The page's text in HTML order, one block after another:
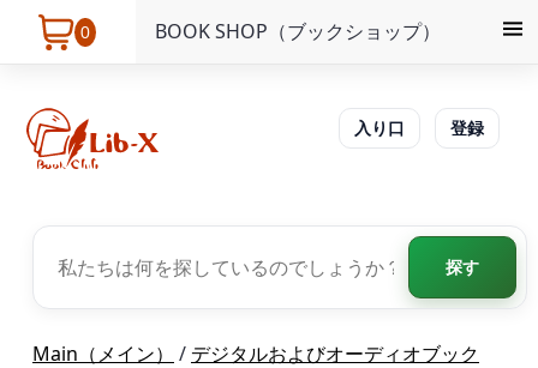
0 BOOK SHOP（ブックショップ）
入り口 登録
探す
Main（メイン） / デジタルおよびオーディオブック